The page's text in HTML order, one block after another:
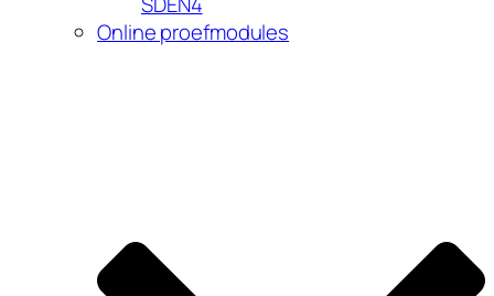
Online proefmodules